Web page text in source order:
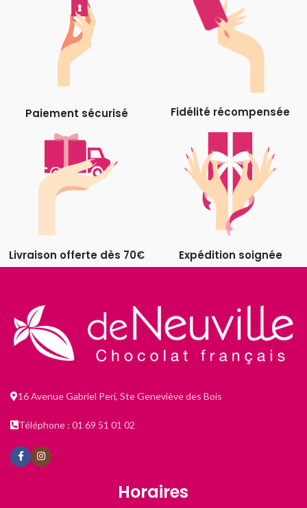
Paiement sécurisé Fidélité récompensée
Livraison offerte dès 70€ Expédition soignée
16 Avenue Gabriel Peri, Ste Geneviève des Bois
Téléphone : 01 69 51 01 02
Horaires